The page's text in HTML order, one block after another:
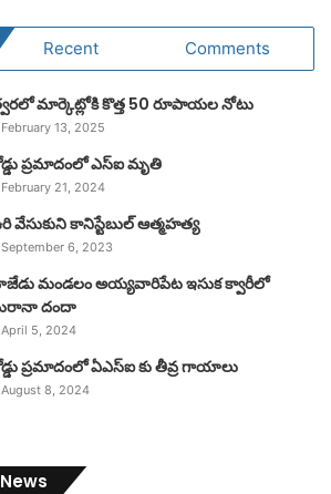
Recent Comments
మార్కెట్లోకి కొత్త 50 రూపాయల నోటు
February 13, 2025
ప్రమాదంలో ఎస్ఐ మృతి
February 21, 2024
వేసుకుని కానిస్టేబుల్ ఆత్మహత్య
September 6, 2023
మండలం అయ్యవారిపేట ఇసుక క్వారీలో
దందా
April 5, 2024
ప్రమాదంలో ఏఎస్ఐ కు తీవ్ర గాయాలు
August 8, 2024